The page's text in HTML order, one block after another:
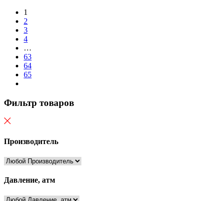
1
2
3
4
…
63
64
65
Фильтр товаров
Производитель
Давление, атм